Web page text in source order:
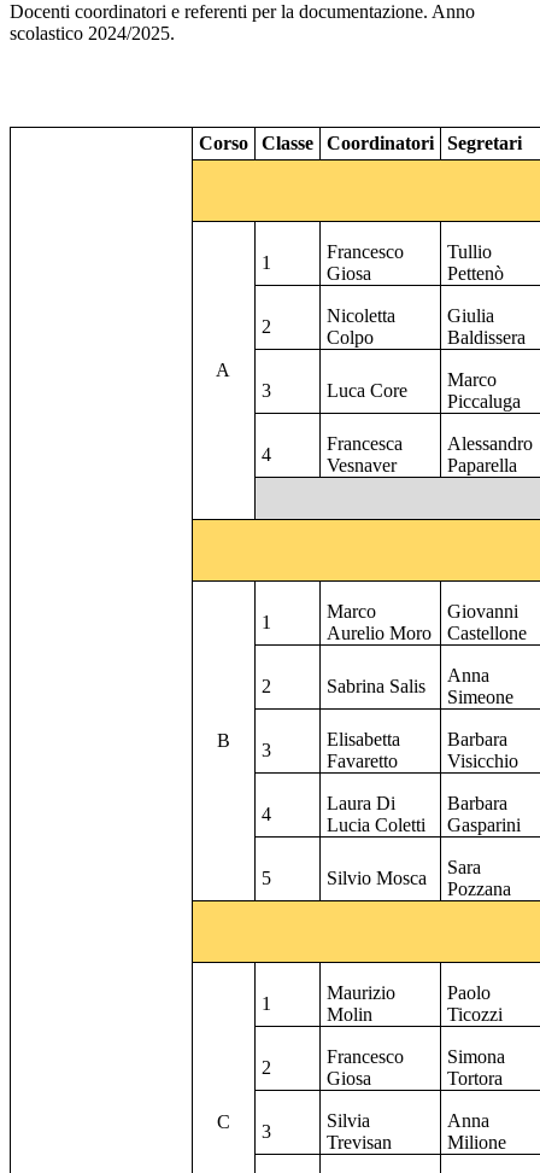
Docenti coordinatori e referenti per la documentazione. Anno
scolastico 2024/2025.
Corso Classe Coordinatori Segretari
A
1
Francesco
Giosa
Tullio
Pettenò
2
Nicoletta
Colpo
Giulia
Baldissera
3 Luca Core
Marco
Piccaluga
4
Francesca
Vesnaver
Alessandro
Paparella
B
1
Marco
Aurelio Moro
Giovanni
Castellone
2 Sabrina Salis
Anna
Simeone
3
Elisabetta
Favaretto
Barbara
Visicchio
4
Laura Di
Lucia Coletti
Barbara
Gasparini
5 Silvio Mosca
Sara
Pozzana
C
1
Maurizio
Molin
Paolo
Ticozzi
2
Francesco
Giosa
Simona
Tortora
3
Silvia
Trevisan
Anna
Milione